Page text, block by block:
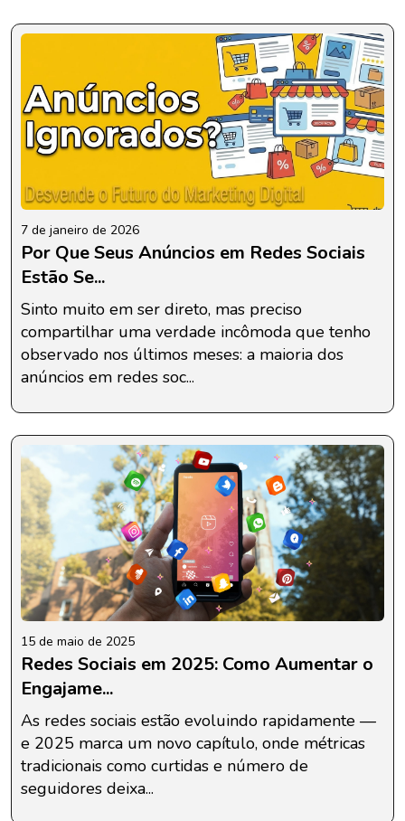
7 de janeiro de 2026
Por Que Seus Anúncios em Redes Sociais
Estão Se...
Sinto muito em ser direto, mas preciso
compartilhar uma verdade incômoda que tenho
observado nos últimos meses: a maioria dos
anúncios em redes soc...
15 de maio de 2025
Redes Sociais em 2025: Como Aumentar o
Engajame...
As redes sociais estão evoluindo rapidamente —
e 2025 marca um novo capítulo, onde métricas
tradicionais como curtidas e número de
seguidores deixa...